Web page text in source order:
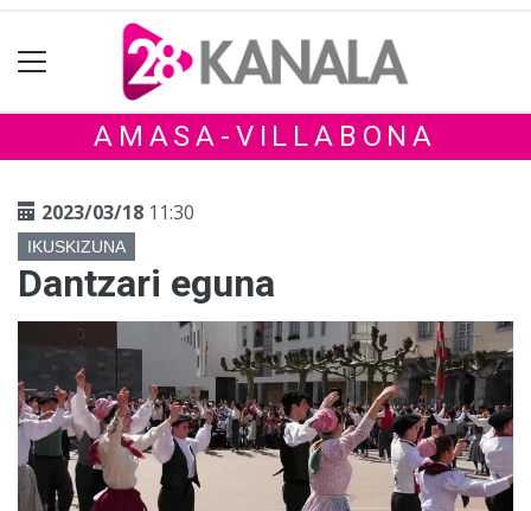
AMASA-VILLABONA
2023/03/18 11:30
IKUSKIZUNA
Dantzari eguna